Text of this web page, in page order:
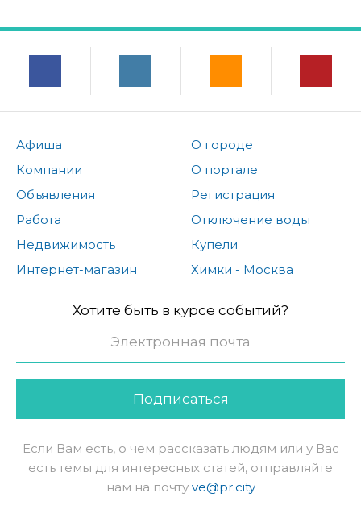
Афиша
Компании
Объявления
Работа
Недвижимость
Интернет-магазин
О городе
О портале
Регистрация
Отключение воды
Купели
Химки - Москва
Хотите быть в курсе событий?
Подписаться
Если Вам есть, о чем рассказать людям или у Вас
есть темы для интересных статей, отправляйте
нам на почту ve@pr.city